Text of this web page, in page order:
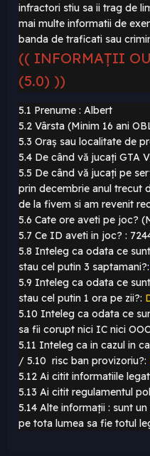
infractori stiu sa ii trag de
mai multe informatii de
banda de traficati sau
(( INFORMAȚII
(5.0) ))
5.1 Prenume : Albert
5.2 Vârsta (Minim 16 ani
5.3 Oraș sau localitate de
5.4 De când vă jucați GTA
5.5 De când vă jucați pe
prin decembrie anul trecut
de la fivem si am revenit
5.6 Cate ore aveti pe joc?
5.7 Ce ID aveti in joc? :
5.8 Inteleg ca odata ce
stau cel putin 3 saptamani?:
5.9 Inteleg ca odata ce
stau cel putin 1 ora pe zii?:
5.10 Inteleg ca odata ce
sa fii corupt nici IC nici
5.11 Inteleg ca in cazul in
/ 5.10 risc ban provizoriu?:
5.12 Ai citit informatiile
5.13 Ai citit regulamentul
5.14 Alte informații : sunt
pe tota lumea sa fie totul